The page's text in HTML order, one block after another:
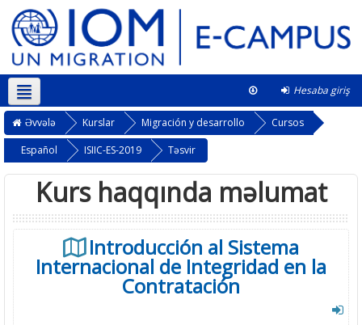
Hesaba giriş
Azərbaycanca ‎(az)‎ This course
Əvvələ Kurslar Migración y desarrollo
Cursos
Español
ISIIC-ES-2019 Təsvir
Kurs haqqında məlumat
Introducción al Sistema
Internacional de Integridad en la
Contratación